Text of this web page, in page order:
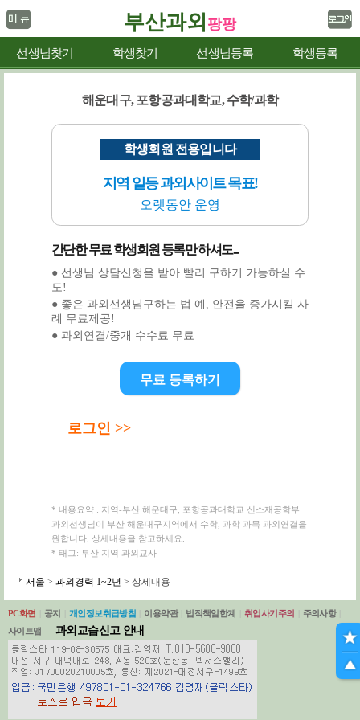
부산과외 팡팡
선생님찾기 학생찾기 선생님등록 학생등록
해운대구, 포항공과대학교, 수학/과학
학생회원 전용입니다
지역 일등 과외사이트 목표!
오랫동안 운영
간단한 무료 학생회원 등록만 하셔도...
● 선생님 상담신청을 받아 빨리 구하기 가능하실 수
도!
● 좋은 과외선생님구하는 법 예, 안전을 증가시킬 사
례 무료제공!
● 과외연결/중개 수수료 무료
무료 등록하기
로그인 >>
* 내용요약 : 지역-부산 해운대구, 포항공과대학교 신소재공학부
과외선생님이 부산 해운대구지역에서 수학, 과학 과목 과외연결을
원합니다. 상세내용을 참고하세요.
* 태그: 부산 지역 과외교사
서울 > 과외경력 1~2년 > 상세내용
PC화면 공지 개인정보취급방침 이용약관 법적책임한계 취업사기주의 주의사항
사이트맵
과외교습신고 안내